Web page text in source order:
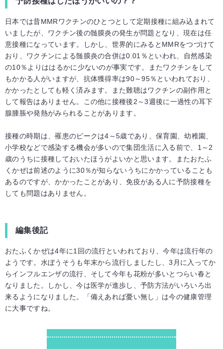
日本では昔MMRワクチンのひとつとして定期接種に組み込まれて
いましたが、ワクチン後の髄膜炎の発生が問題となり、現在は任
意接種になっています。しかし、世界的にみるとMMRをつづけて
おり、ワクチンによる髄膜炎の合併は0.01％といわれ、自然感染
の10％よりははるかに少ないのが事実です。またワクチンをして
もかかる人がいますが、抗体獲得率は90～95％といわれており、
かかったとしても軽く済みます。また難聴はワクチンの副作用と
して報告はありません。この他に接種後2～3週後に一過性の耳下
腺腫脹や発熱がみられることがあります。
接種の時期は、罹患のピークは4～5歳であり、保育園、幼稚園、
小学校などで感染する機会が多いので集団生活に入る前で、1～2
歳のうちに接種しておいたほうがよいかと思います。またおたふ
くかぜは前述のように30％が知らないうちにかかっていることも
あるのですが、かかったことがあり、免疫がある人に予防接種を
しても問題はありません。
編集後記
おたふくかぜは4年に1回の流行といわれており、今年は流行年の
ようです。水ぼうそうも年末から流行しましたし、3月に入ってか
らインフルエンザの流行、そして今年も花粉が多いとつらい春と
なりました。しかし、今は医学が進歩し、予防方法がいろいろ出
来るようになりました。「備えあれば憂い無し」は今の健康管理
に大事ですね。